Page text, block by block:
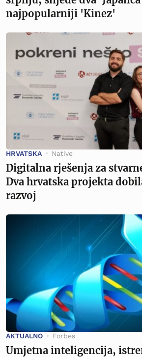
najpopularniji 'Kinez'
HRVATSKA Native
Digitalna rješenja za
Dva hrvatska projekta
razvoj
AKTUALNO Forbes
Umjetna inteligencija,